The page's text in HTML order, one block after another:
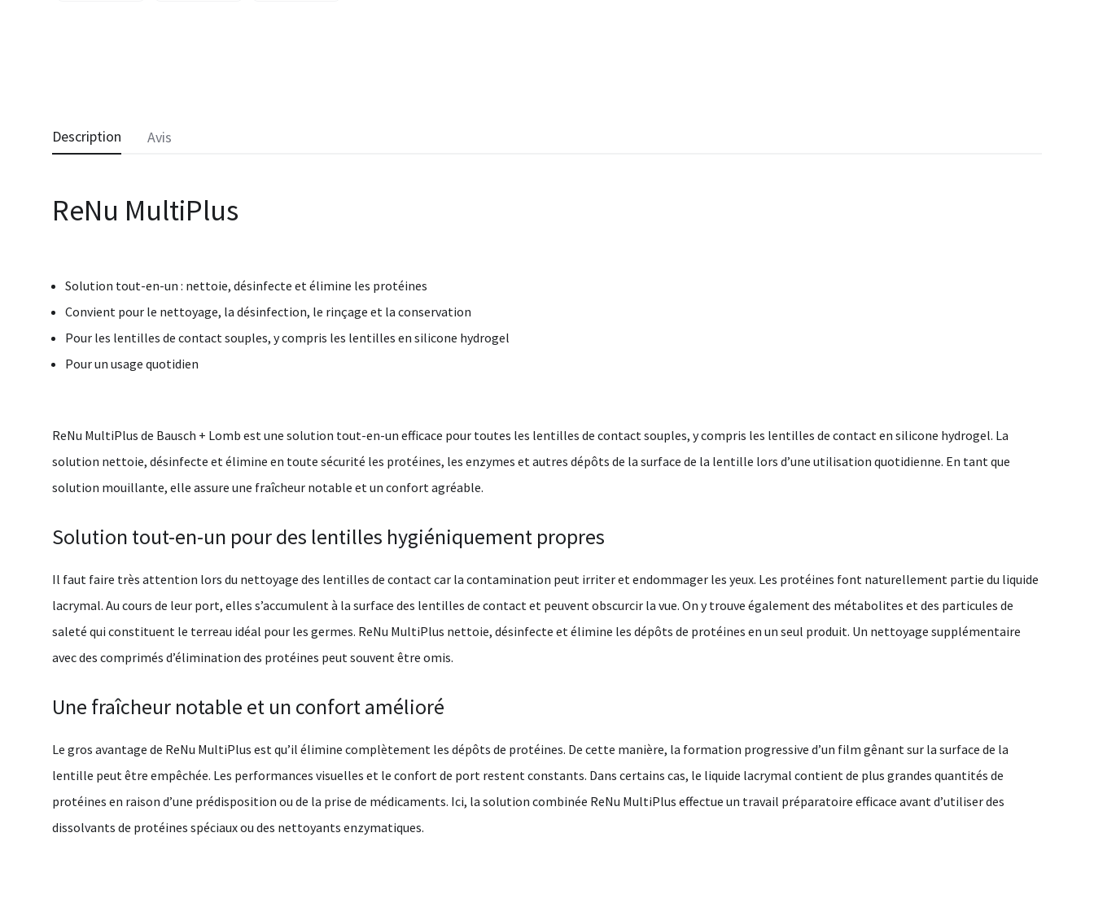
Description
ReNu MultiPlus
Solution tout-en-un : nettoie, désinfecte et élimine les protéines
Convient pour le nettoyage, la désinfection, le rinçage et la conservation
Pour les lentilles de contact souples, y compris les lentilles en silicone hydrogel
Pour un usage quotidien
ReNu MultiPlus de Bausch + Lomb est une solution tout-en-un efficace pour toutes les lentilles de contact souples, y compris les lentilles de contact en silicone hydrogel. La
solution nettoie, désinfecte et élimine en toute sécurité les protéines, les enzymes et autres dépôts de la surface de la lentille lors d’une utilisation quotidienne. En tant que
solution mouillante, elle assure une fraîcheur notable et un confort agréable.
Solution tout-en-un pour des lentilles hygiéniquement propres
Il faut faire très attention lors du nettoyage des lentilles de contact car la contamination peut irriter et endommager les yeux. Les protéines font naturellement partie du liquide
lacrymal. Au cours de leur port, elles s’accumulent à la surface des lentilles de contact et peuvent obscurcir la vue. On y trouve également des métabolites et des particules de
saleté qui constituent le terreau idéal pour les germes. ReNu MultiPlus nettoie, désinfecte et élimine les dépôts de protéines en un seul produit. Un nettoyage supplémentaire
avec des comprimés d’élimination des protéines peut souvent être omis.
Une fraîcheur notable et un confort amélioré
Le gros avantage de ReNu MultiPlus est qu’il élimine complètement les dépôts de protéines. De cette manière, la formation progressive d’un film gênant sur la surface de la
lentille peut être empêchée. Les performances visuelles et le confort de port restent constants. Dans certains cas, le liquide lacrymal contient de plus grandes quantités de
protéines en raison d’une prédisposition ou de la prise de médicaments. Ici, la solution combinée ReNu MultiPlus effectue un travail préparatoire efficace avant d’utiliser des
dissolvants de protéines spéciaux ou des nettoyants enzymatiques.
Avis